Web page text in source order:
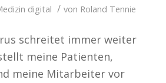
digital / von Roland Tennie
schreitet immer weiter
meine Patienten,
meine Mitarbeiter vor